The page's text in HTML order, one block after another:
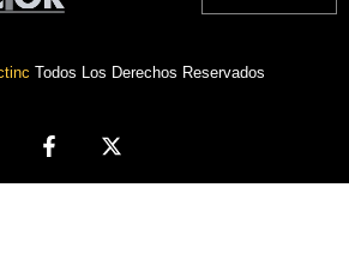
Todos Los Derechos Reservados